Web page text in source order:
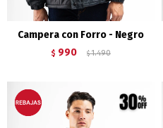
Campera con Forro - Negro
$ 990 $ 1.490